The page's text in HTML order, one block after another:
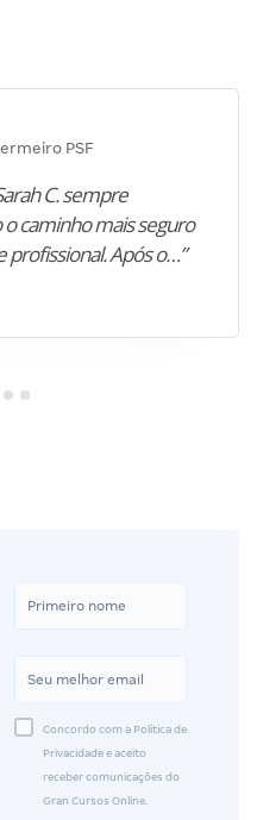
PSF
C. sempre
caminho mais seguro
profissional. Após o…”
Concordo com a Política de
Privacidade e aceito
receber comunicações do
Gran Cursos Online.